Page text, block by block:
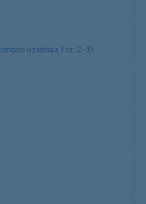
üzletház Fsz. 2-3)